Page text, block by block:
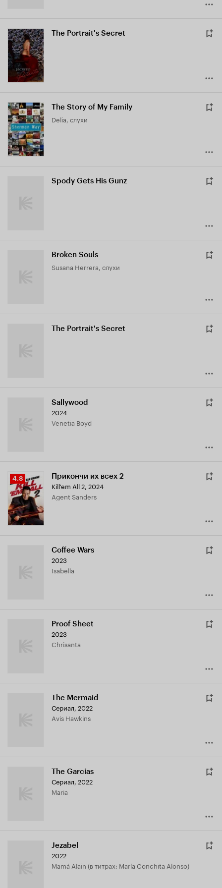
The Portrait's Secret
The Story of My Family
Delia, слухи
Spody Gets His Gunz
Broken Souls
Susana Herrera, слухи
The Portrait's Secret
Sallywood
2024
Venetia Boyd
Рейтинг
Кинопоиска
4.8
4.8 Прикончи их всех 2
Kill'em All 2, 2024
Agent Sanders
Coffee Wars
2023
Isabella
Proof Sheet
2023
Chrisanta
The Mermaid
Сериал, 2022
Avis Hawkins
The Garcias
Сериал, 2022
Maria
Jezabel
2022
Mamá Alain (в титрах: María Conchita Alonso)